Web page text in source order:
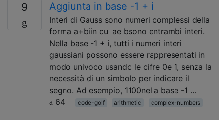
9 Aggiunta in base -1 + i
Interi di Gauss sono numeri complessi della
forma a+biin cui ae bsono entrambi interi.
Nella base -1 + i, tutti i numeri interi
gaussiani possono essere rappresentati in
modo univoco usando le cifre 0e 1, senza la
necessità di un simbolo per indicare il
segno. Ad esempio, 1100nella base -1 …
64
code-golf arithmetic complex-numbers